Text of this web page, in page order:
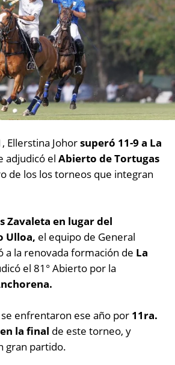
Ellerstina Johorsuperó 11-9 a La
adjudicó el Abierto de Tortugas
de los los torneos que integran
Zavaleta en lugar del
Ulloa, el equipo de General
a la renovada formación de La
el 81° Abierto por la
enfrentaron ese año por 11ra.
la final de este torneo, y
gran partido.